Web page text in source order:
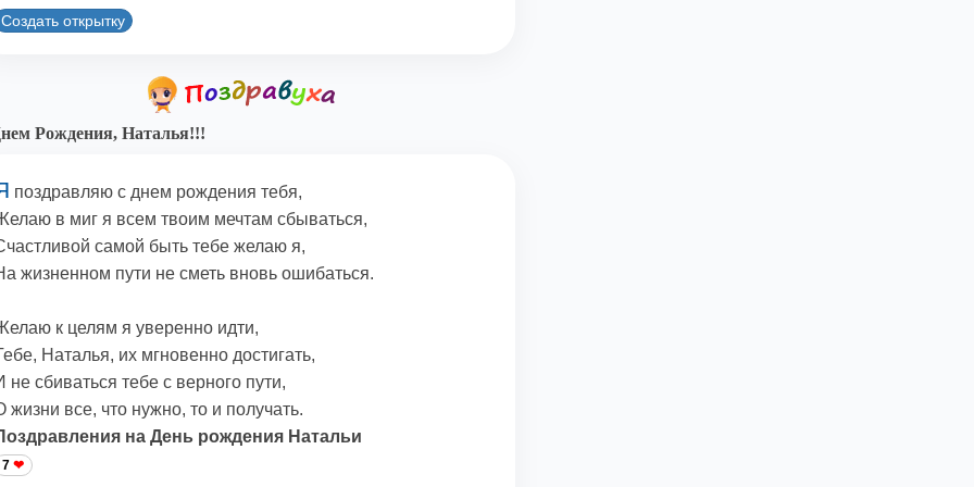
Создать открытку
Рождения, Наталья!!!
поздравляю с днем рождения тебя,
в миг я всем твоим мечтам сбываться,
самой быть тебе желаю я,
жизненном пути не сметь вновь ошибаться.
к целям я уверенно идти,
Наталья, их мгновенно достигать,
не сбиваться тебе с верного пути,
жизни все, что нужно, то и получать.
на День рождения Натальи
7